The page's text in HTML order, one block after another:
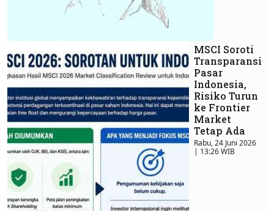
MSCI Soroti
Transparansi
Pasar
Indonesia,
Risiko Turun
ke Frontier
Market
Tetap Ada
Rabu, 24 Juni 2026
| 13:26 WIB